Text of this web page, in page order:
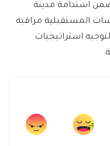
استدامة مدينة
المستقبلية مراقبة
استراتيجيات